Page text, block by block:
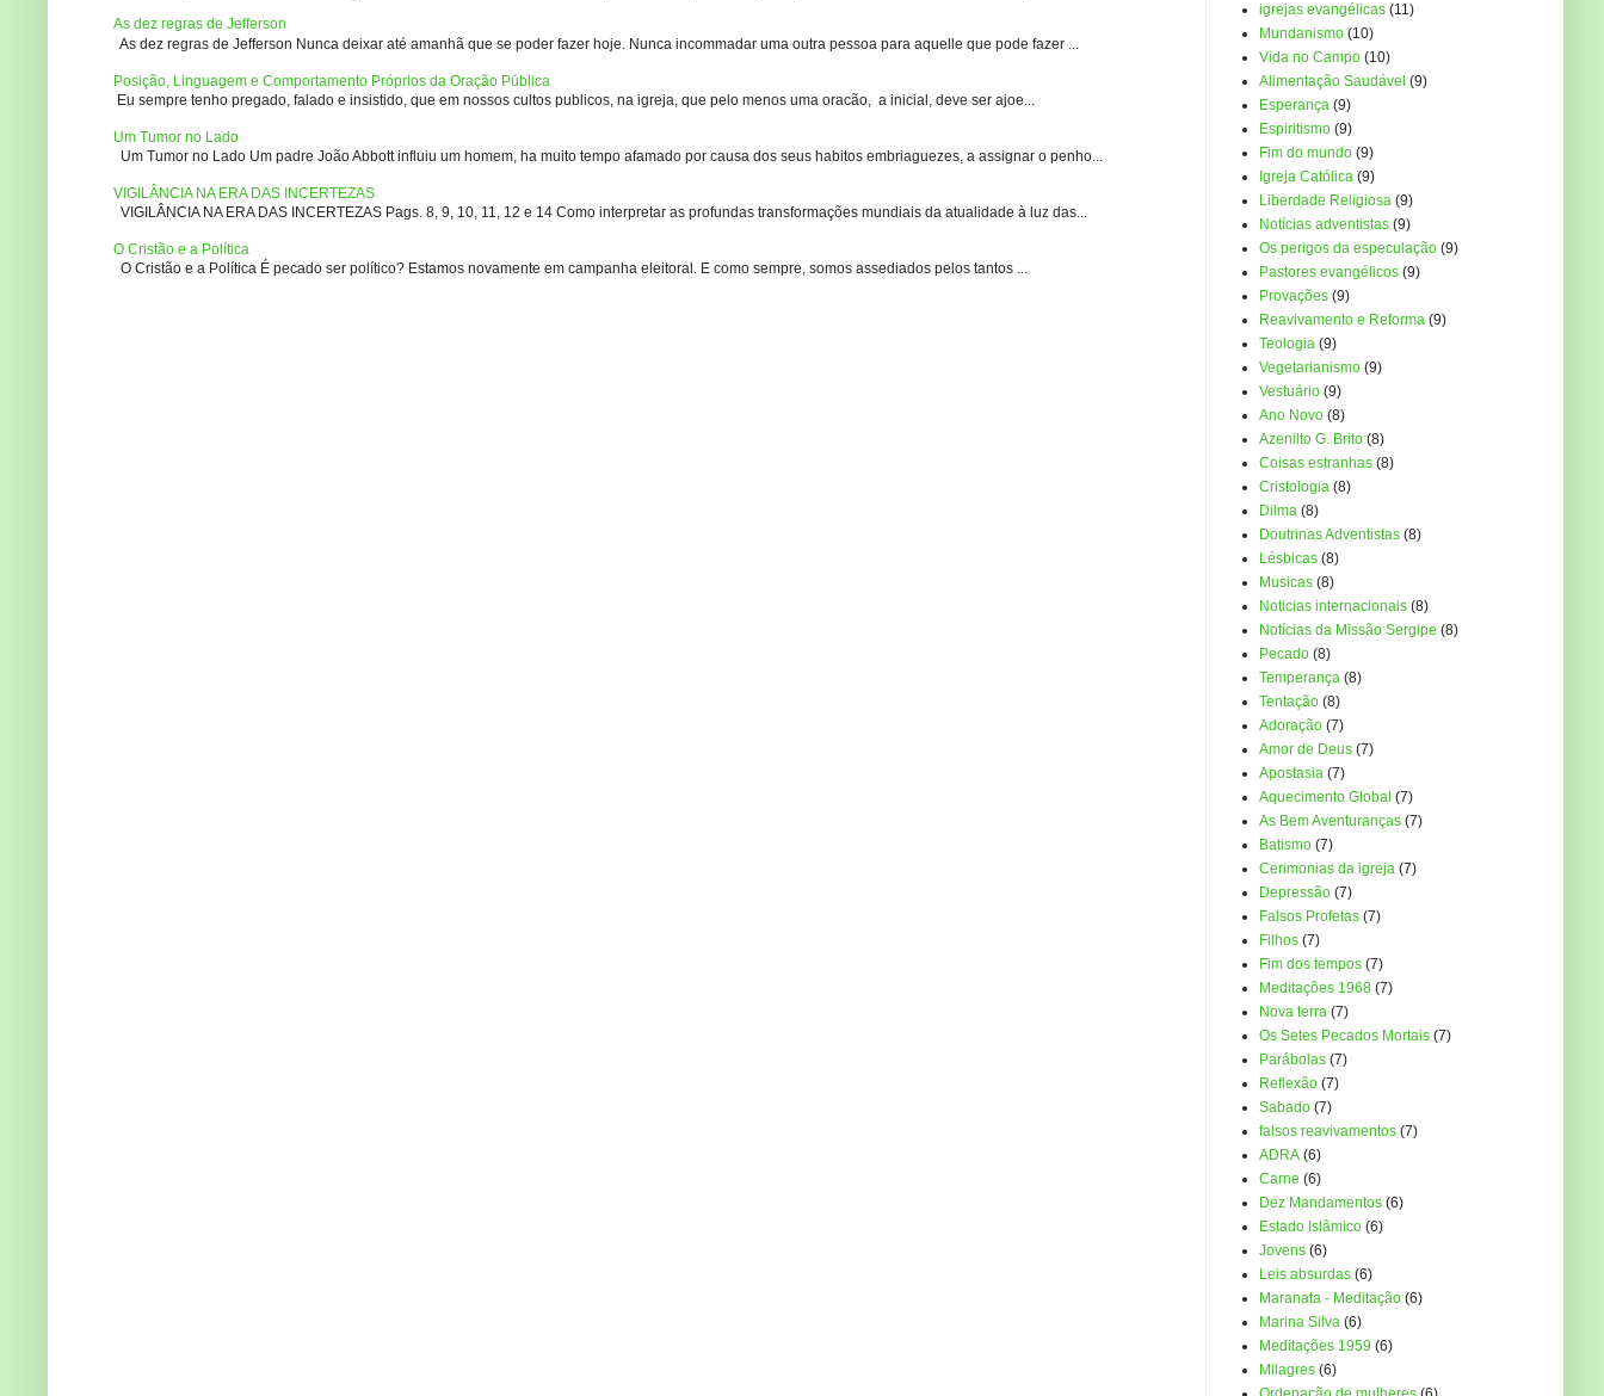
As dez regras de Jefferson
As dez regras de Jefferson Nunca deixar até amanhã que se poder fazer hoje. Nunca incommadar uma outra pessoa para aquelle que pode fazer ...
Posição, Linguagem e Comportamento Próprios da Oração Pública
Eu sempre tenho pregado, falado e insistido, que em nossos cultos publicos, na igreja, que pelo menos uma oracão, a inicial, deve ser ajoe...
Um Tumor no Lado
Um Tumor no Lado Um padre João Abbott influiu um homem, ha muito tempo afamado por causa dos seus habitos embriaguezes, a assignar o penho...
VIGILÂNCIA NA ERA DAS INCERTEZAS
VIGILÂNCIA NA ERA DAS INCERTEZAS Pags. 8, 9, 10, 11, 12 e 14 Como interpretar as profundas transformações mundiais da atualidade à luz das...
O Cristão e a Política
O Cristão e a Política É pecado ser político? Estamos novamente em campanha eleitoral. E como sempre, somos assediados pelos tantos ...
igrejas evangélicas (11)
Mundanismo (10)
Vida no Campo (10)
Alimentação Saudável (9)
Esperança (9)
Espiritismo (9)
Fim do mundo (9)
Igreja Católica (9)
Liberdade Religiosa (9)
Notícias adventistas (9)
Os perigos da especulação (9)
Pastores evangélicos (9)
Provações (9)
Reavivamento e Reforma (9)
Teologia (9)
Vegetarianismo (9)
Vestuário (9)
Ano Novo (8)
Azenilto G. Brito (8)
Coisas estranhas (8)
Cristologia (8)
Dilma (8)
Doutrinas Adventistas (8)
Lésbicas (8)
Musicas (8)
Noticias internacionais (8)
Notícias da Missão Sergipe (8)
Pecado (8)
Temperança (8)
Tentação (8)
Adoração (7)
Amor de Deus (7)
Apostasia (7)
Aquecimento Global (7)
As Bem Aventuranças (7)
Batismo (7)
Cerimonias da igreja (7)
Depressão (7)
Falsos Profetas (7)
Filhos (7)
Fim dos tempos (7)
Meditações 1968 (7)
Nova terra (7)
Os Setes Pecados Mortais (7)
Parábolas (7)
Reflexão (7)
Sabado (7)
falsos reavivamentos (7)
ADRA (6)
Carne (6)
Dez Mandamentos (6)
Estado Islâmico (6)
Jovens (6)
Leis absurdas (6)
Maranata - Meditação (6)
Marina Silva (6)
Meditações 1959 (6)
Milagres (6)